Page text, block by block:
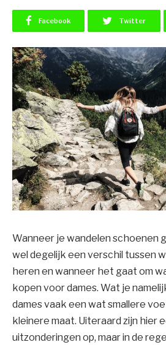
Facebook Twitter
Wanneer je wandelen schoenen
wel degelijk een verschil tussen
heren en wanneer het gaat om
kopen voor dames. Wat je
dames vaak een wat smallere
kleinere maat. Uiteraard zijn hier
uitzonderingen op, maar in de